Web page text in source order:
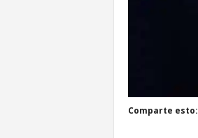
Comparte esto: